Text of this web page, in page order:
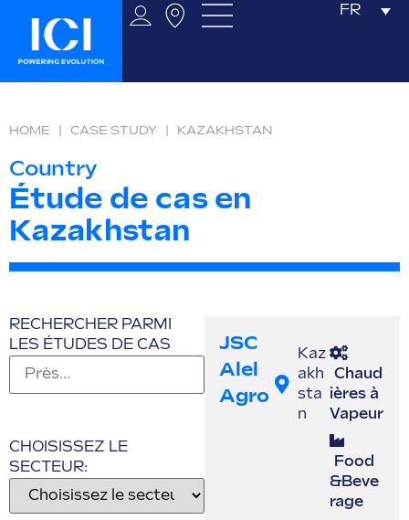
FR
HOME CASE STUDY KAZAKHSTAN
Country
Étude de cas en
Kazakhstan
RECHERCHER PARMI
LES ÉTUDES DE CAS
CHOISISSEZ LE
SECTEUR:
JSC
Alel
Agro
Kaz
akh
sta
n
Chaud
ières à
Vapeur
Food
&Beve
rage